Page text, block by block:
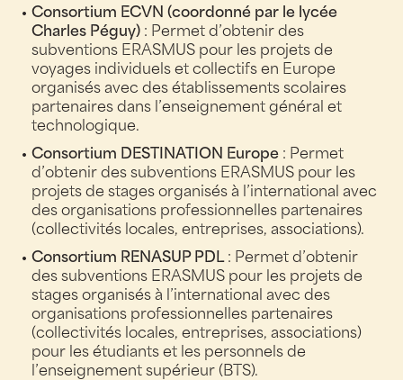
Consortium ECVN (coordonné par le lycée
Charles Péguy) : Permet d’obtenir des
subventions ERASMUS pour les projets de
voyages individuels et collectifs en Europe
organisés avec des établissements scolaires
partenaires dans l’enseignement général et
technologique.
Consortium DESTINATION Europe : Permet
d’obtenir des subventions ERASMUS pour les
projets de stages organisés à l’international avec
des organisations professionnelles partenaires
(collectivités locales, entreprises, associations).
Consortium RENASUP PDL: Permet d’obtenir
des subventions ERASMUS pour les projets de
stages organisés à l’international avec des
organisations professionnelles partenaires
(collectivités locales, entreprises, associations)
pour les étudiants et les personnels de
l’enseignement supérieur (BTS).